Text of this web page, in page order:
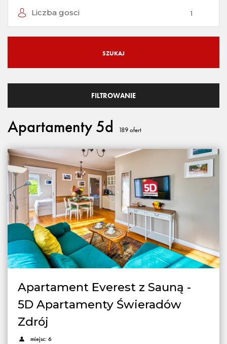
Liczba gosci
SZUKAJ
FILTROWANIE
Apartamenty 5d 189ofert
Apartament Everest z Sauną -
5D Apartamenty Świeradów
Zdrój
miejsc: 6